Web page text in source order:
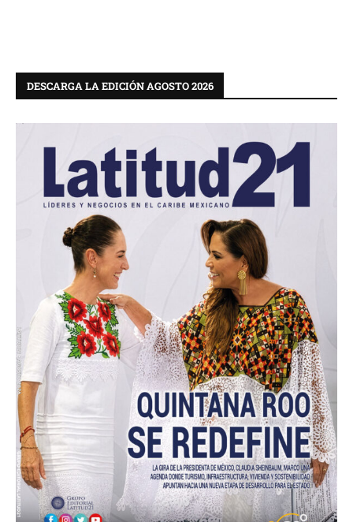
DESCARGA LA EDICIÓN AGOSTO 2026